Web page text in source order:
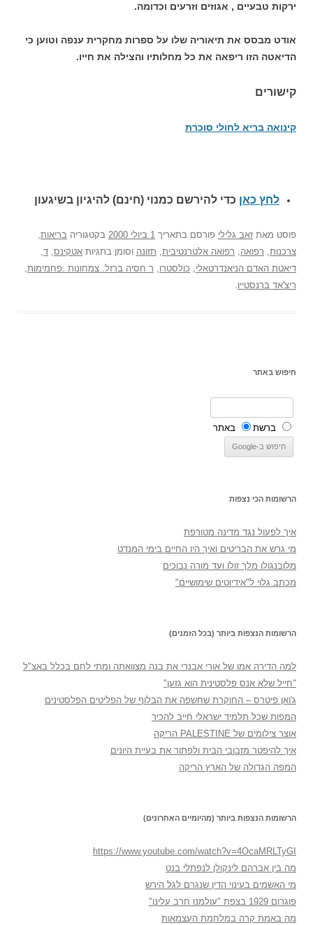
ירקות טבעיים , אגוזים וזרעים וכדומה.
אודט מבסס את תיאוריה שלו על ספרות מחקרית ענפה וטוען כי
הדיאטה הזו ריפאה את כל מחלותיו והצילה את חייו.
קישורים
קינואה בריא לחולי סוכרת
לחץ כאן כדי להירשם כמנוי (חינם) להיגיון בשיגעון
פוסט מאת זאב גלילי פורסם בתאריך 1 ביולי 2000 בקטגוריה בריאות,
צרכנות, רפואה, רפואה אלטרנטיבית, תזונה וסומן בתגיות אטקינס, ד,
דיאטת האדם הניאנדרטאלי, כולסטרו, ר חסיה ברזל. צמחונות .פחמימות,
ריצ'אד ברנסטייו.
חיפוש באתר
ברשת באתר
הרשומות הכי נצפות
איך לפעול נגד מדינה מטורפת
מי גרש את הבריטים ואיך היו החיים בימי המנדט
מלובנגולו מלך זולו ועד מורה נבוכים
מכתב גלוי ל"אידיוטים שימושיים"
הרשומות הנצפות ביותר (בכל הזמנים)
למה הדירה אמו של אורי אבנרי את בנה מצוואתה ומתי לחם בכלל באצ"ל
"חייל שלא אנס פלסטינית הוא גזען"
ג'ואן פיטרס – החוקרת שחשפה את הבלוף של הפליטים הפלסטינים
המפות שכל תלמיד ישראלי חייב להכיר
אוצר צילומים של PALESTINE הריקה
איך להיפטר מזבובי הבית ולפתור את בעיית היונים
המפה הגדולה של הארץ הריקה
הרשומות הנצפות ביותר (מהיומיים האחרונים)
https://www.youtube.com/watch?v=4OcaMRLTyGI
מה בין אברהם לינקולן לנפתלי בנט
מי האשמים בעינוי הדין שנגרם לגל הירש
פוגרום 1929 בצפת "עולמנו חרב עלינו"
מה באמת קרה במלחמת העצמאות